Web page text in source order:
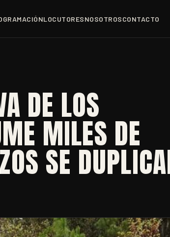
LOCUTORESNOSOTROSCONTACTO
DE LOS
MILES DE
SE